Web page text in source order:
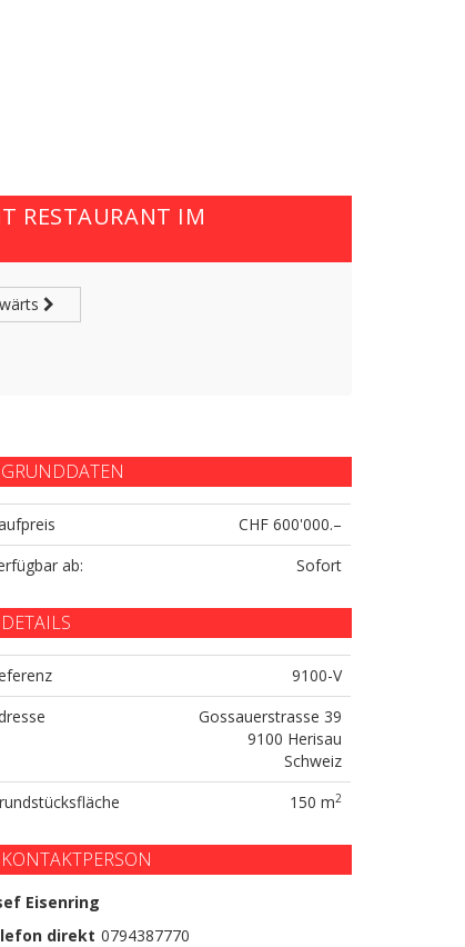
RESTAURANT IM
GRUNDDATEN
CHF 600'000.–
ab:
Sofort
DETAILS
9100-V
Gossauerstrasse 39
9100 Herisau
Schweiz
150 m2
KONTAKTPERSON
Eisenring
direkt 0794387770